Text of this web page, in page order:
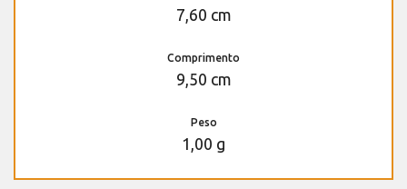
7,60 cm
Comprimento
9,50 cm
Peso
1,00 g